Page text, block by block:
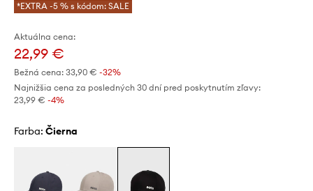
*EXTRA -5 % s kódom: SALE
Aktuálna cena:
22,99 €
Bežná cena: 33,90 € -32%
Najnižšia cena za posledných 30 dní pred poskytnutím zľavy:
23,99 € -4%
Farba: čierna